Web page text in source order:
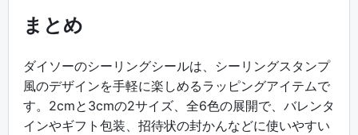
まとめ
ダイソーのシーリングシールは、シーリングスタンプ
風のデザインを手軽に楽しめるラッピングアイテムで
す。2cmと3cmの2サイズ、全6色の展開で、バレンタ
インやギフト包装、招待状の封かんなどに使いやすい